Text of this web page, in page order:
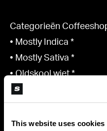
This website uses cookies
Categorieën
• Mostly Indica *
• Mostly Sativa *
• Oldskool wiet *
• Import N-America *
• N-America EU grown *
• Outdoor wiet*